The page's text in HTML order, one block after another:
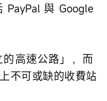
PayPal 與 Google
高速公路」，而
不可或缺的收費站